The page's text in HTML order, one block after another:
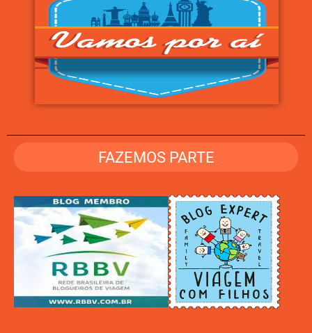
FAZEMOS PARTE